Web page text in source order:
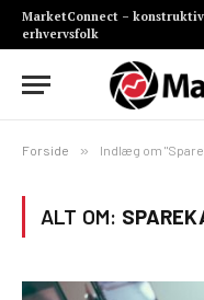
MarketConnect –
erhvervsfolk
Forside » Indlæg om
ALT OM: